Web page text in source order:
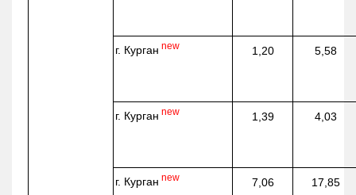
г. Курган new 1,20 5,58
г. Курган new 1,39 4,03
г. Курган new 7,06 17,85